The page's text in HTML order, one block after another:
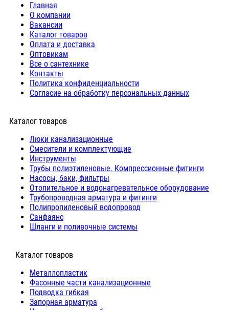
Главная
О компании
Вакансии
Каталог товаров
Оплата и доставка
Оптовикам
Все о сантехнике
Контакты
Политика конфиденциальности
Согласие на обработку персональных данных
Каталог товаров
Люки канализационные
Cмесители и комплектующие
Инструменты
Трубы полиэтиленовые. Компрессионные фитинги
Насосы, баки, фильтры
Отопительное и водонагревательное оборудование
Трубопроводная арматура и фитинги
Полипропиленовый водопровод
Санфаянс
Шланги и поливочные системы
⠀Каталог товаров
Металлопластик
Фасонные части канализационные
Подводка гибкая
Запорная арматура